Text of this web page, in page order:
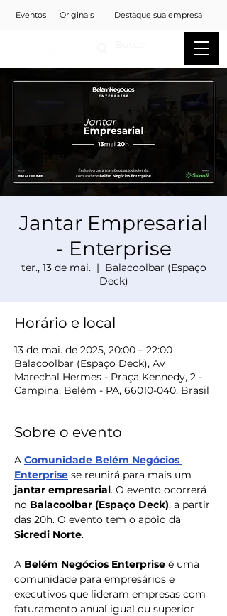
Eventos Originais Destaque sua empresa
Jantar Empresarial
- Enterprise
ter., 13 de mai.
  |
Balacoolbar (Espaço
Deck)
Horário e local
13 de mai. de 2025, 20:00 – 22:00
Balacoolbar (Espaço Deck), Av
Marechal Hermes - Praça Kennedy, 2 -
Campina, Belém - PA, 66010-040, Brasil
Sobre o evento
A Comunidade Belém Negócios
Enterprise se reunirá para mais um
jantar empresarial. O evento ocorrerá
no Balacoolbar (Espaço Deck), a partir
das 20h. O evento tem o apoio da
Sicredi Norte.
A Belém Negócios Enterprise é uma
comunidade para empresários e
executivos que lideram empresas com
faturamento anual igual ou superior